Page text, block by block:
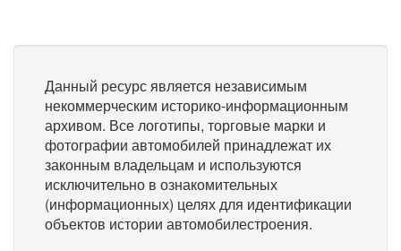
Данный ресурс является независимым
некоммерческим историко-информационным
архивом. Все логотипы, торговые марки и
фотографии автомобилей принадлежат их
законным владельцам и используются
исключительно в ознакомительных
(информационных) целях для идентификации
объектов истории автомобилестроения.